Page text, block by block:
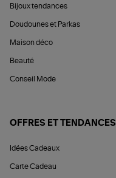
Bijoux tendances
Doudounes et Parkas
Maison déco
Beauté
Conseil Mode
OFFRES ET TENDANCES
Idées Cadeaux
Carte Cadeau